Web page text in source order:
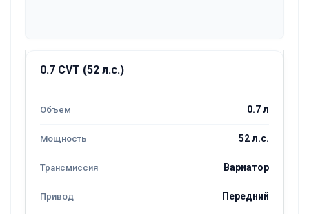
0.7 CVT (52 л.с.)
0.7 л
52 л.с.
Вариатор
Передний